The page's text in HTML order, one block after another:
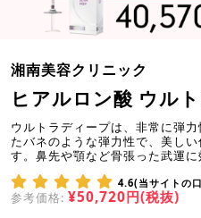
湘南美容クリニック
ヒアルロン酸 ウル
ウルトラディープは、非常に弾
たバネのような弾力性で、美し
す。鼻先や顎など骨張った武運に
4.6(当サイトの
参考価格: ¥50,720円(税抜)